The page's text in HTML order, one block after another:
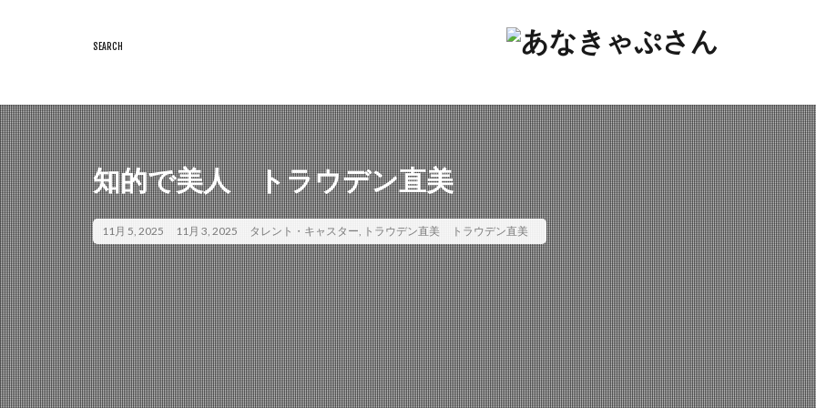
知的で美人 トラウデン直美
11月 5, 2025 11月 3, 2025 タレント・キャスター, トラウデン直美 トラウデン直美